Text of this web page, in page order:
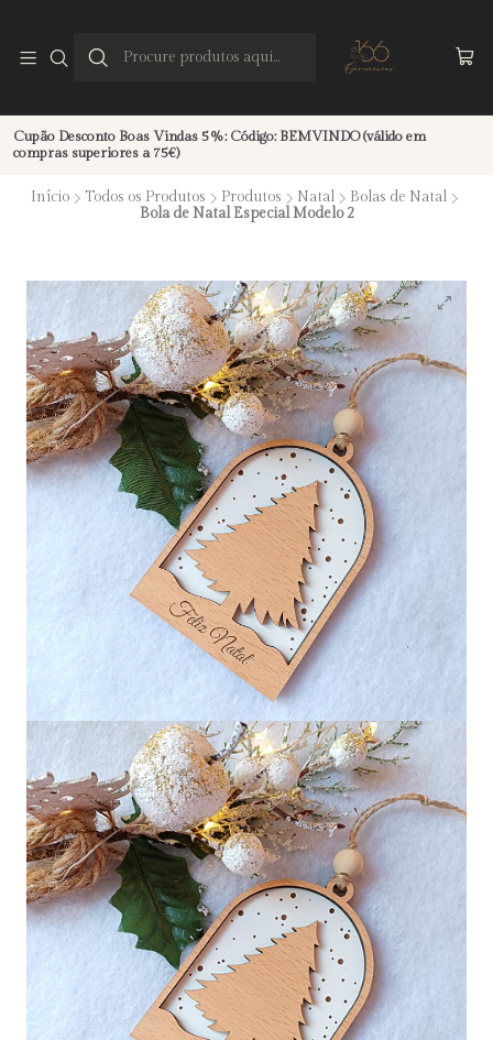
Cupão Desconto Boas Vindas 5%: Código: BEMVINDO (válido em
compras superiores a 75€)
Início Todos os Produtos Produtos Natal
Bolas de Natal
Bola de Natal Especial Modelo 2